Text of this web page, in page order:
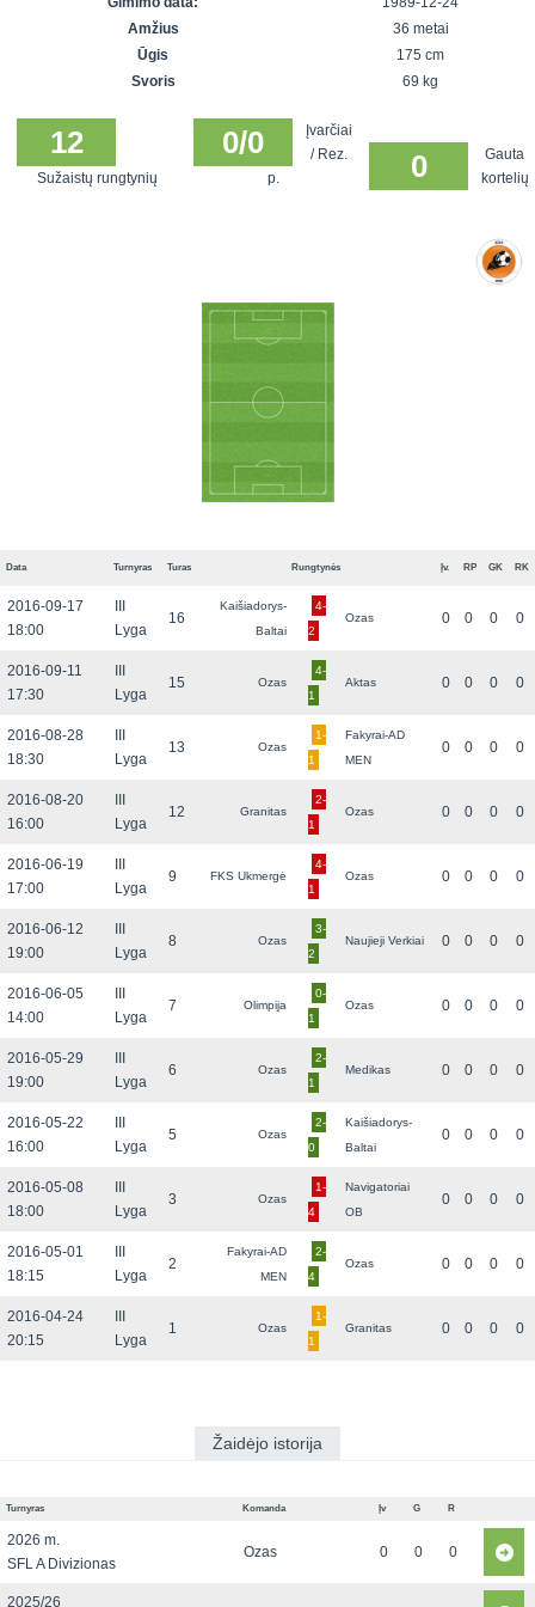
SFL rudens
Snaigės taurė
čempionatas
Vilnius
Amžius
36 metai
Ūgis
175 cm
Svoris
69 kg
12
Sužaistų rungtynių
0/0
Įvarčiai
/ Rez.
p.
0
Gauta
kortelių
Data Turnyras Turas Rungtynės Įv. RP GK RK
2016-09-17
18:00
Lyga
16
Kaišiadorys-
Baltai
4-
2
Ozas 0 0 0 0
2016-09-11
17:30
Lyga
15 Ozas
4-
1
Aktas 0 0 0 0
2016-08-28
18:30
Lyga
13 Ozas
1-
1
Fakyrai-AD
MEN
0 0 0 0
2016-08-20
16:00
Lyga
12 Granitas
2-
1
Ozas 0 0 0 0
2016-06-19
17:00
Lyga
9 FKS Ukmergė
4-
1
Ozas 0 0 0 0
2016-06-12
19:00
Lyga
8 Ozas
3-
2
Naujieji Verkiai 0 0 0 0
2016-06-05
14:00
Lyga
7 Olimpija
0-
1
Ozas 0 0 0 0
2016-05-29
19:00
Lyga
6 Ozas
2-
1
Medikas 0 0 0 0
2016-05-22
16:00
Lyga
5 Ozas
2-
0
Kaišiadorys-
Baltai
0 0 0 0
2016-05-08
18:00
Lyga
3 Ozas
1-
4
Navigatoriai
OB
0 0 0 0
2016-05-01
18:15
Lyga
2
Fakyrai-AD
MEN
2-
4
Ozas 0 0 0 0
2016-04-24
20:15
Lyga
1 Ozas
1-
1
Granitas 0 0 0 0
Žaidėjo istorija
Turnyras Komanda Įv G R
2026 m.
SFL A Divizionas
Ozas 0 0 0
2025/26